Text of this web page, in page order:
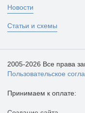
Новости
Статьи и схемы
2005-2026 Все права
Пользовательское
Принимаем к оплате: